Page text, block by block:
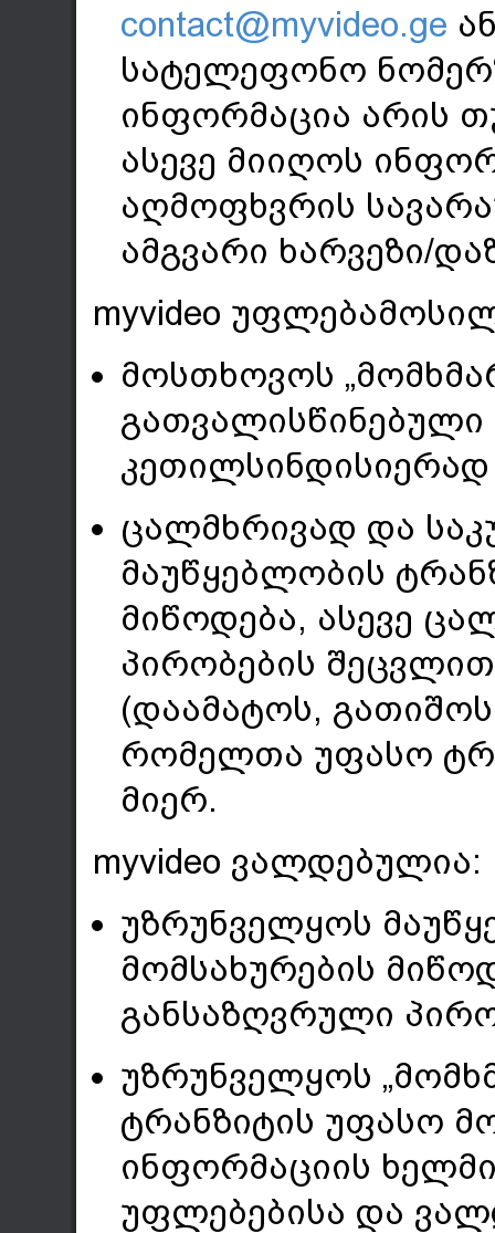
contact@myvideo.ge
სატელეფონო
ინფორმაცია არის
ასევე მიიღოს
აღმოფხვრის
ამგვარი ხარვეზი/
myvideo
მოსთხოვოს
ცალმხრივად და
მაუწყებლობის
მიწოდება, ასევე
პირობების
(დაამატოს,
რომელთა უფასო
მიერ.
myvideo ვალდებულია:
უზრუნველყოს
მომსახურების
განსაზღვრული
უზრუნველყოს
ტრანზიტის უფასო
ინფორმაციის
უფლებებისა და